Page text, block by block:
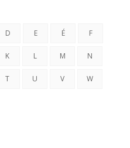
D E É F
K L M N
T U V W